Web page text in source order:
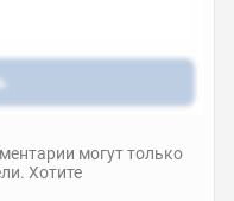
могут только
Хотите